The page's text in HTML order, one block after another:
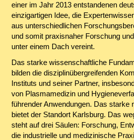
einer im Jahr 2013 entstandenen
einzigartigen Idee, die
aus unterschiedlichen
und somit praxisnaher Forschung
unter einem Dach vereint.
Das starke wissenschaftliche
bilden die disziplinübergreifenden
Instituts und seiner Partner,
von Plasmamedizin und
führender Anwendungen. Das starke
bietet der Standort Karlsburg. Das
steht auf drei Säulen: Forschung,
die industrielle und medizinische